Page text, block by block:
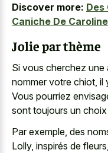
Discover more: Des
Caniche De Caroline
Jolie par thème
Si vous cherchez
nommer votre chiot, il
Vous pourriez
sont toujours un
Par exemple, des
Lolly, inspirés de